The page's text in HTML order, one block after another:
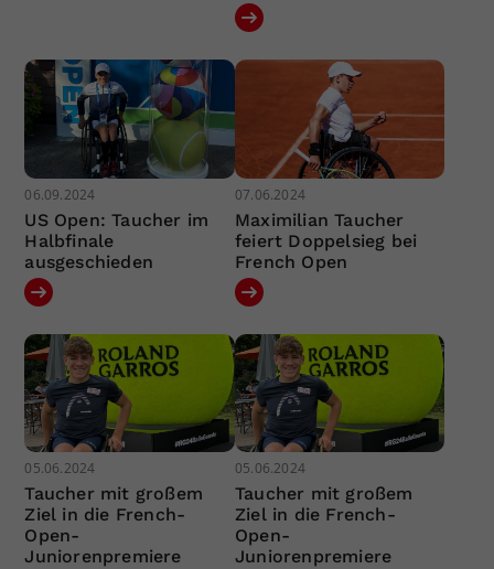
06.09.2024
US Open: Taucher im
Halbfinale
ausgeschieden
07.06.2024
Maximilian Taucher
feiert Doppelsieg bei
French Open
05.06.2024
Taucher mit großem
Ziel in die French-
Open-
Juniorenpremiere
05.06.2024
Taucher mit großem
Ziel in die French-
Open-
Juniorenpremiere